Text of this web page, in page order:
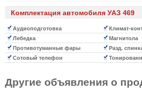
Комплектация автомобиля УАЗ 469
Аудиоподготовка
Климат-
Лебедка
Магнитола
Противотуманные фары
Разд.
Сотовый телефон
Другие объявления о